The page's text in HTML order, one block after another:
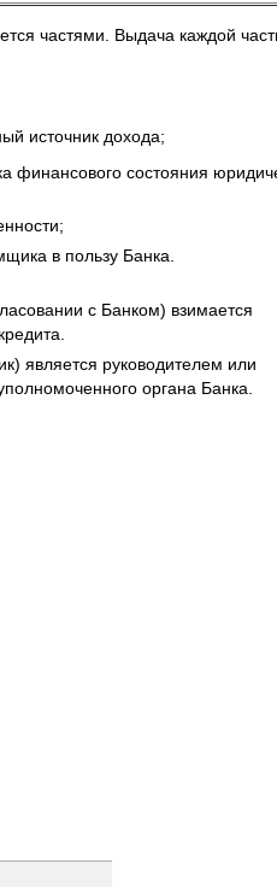
частями. Выдача каждой
источник дохода;
финансового состояния
в пользу Банка.
с Банком) взимается
является руководителем или
органа Банка.